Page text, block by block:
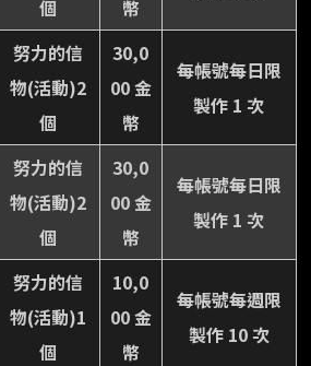
個
幣
努力的信
物(活動)2
個
30,0
00 金
幣
每帳號每日限
製作 1 次
努力的信
物(活動)2
個
30,0
00 金
幣
每帳號每日限
製作 1 次
努力的信
物(活動)1
個
10,0
00 金
幣
每帳號每週限
製作 10 次